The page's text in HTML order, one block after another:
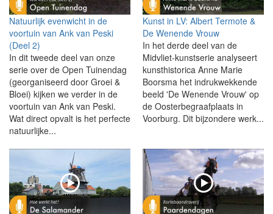
Natuurlijk evenwicht in de
voortuin van Ank van Peski
(Deel 2)
In dit tweede deel van onze
serie over de Open Tuinendag
(georganiseerd door Groei &
Bloei) kijken we verder in de
voortuin van Ank van Peski.
Wat direct opvalt is het perfecte
natuurlijke...
Kunst in LV: Albert Termote &
De Wenende Vrouw
In het derde deel van de
Midvliet-kunstserie analyseert
kunsthistorica Anne Marie
Boorsma het indrukwekkende
beeld 'De Wenende Vrouw' op
de Oosterbegraafplaats in
Voorburg. Dit bijzondere werk...